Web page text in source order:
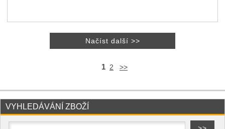
1 2 >>
VYHLEDÁVÁNÍ ZBOŽÍ